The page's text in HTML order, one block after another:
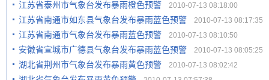
江苏省泰州市气象台发布暴雨橙色预警 2010-07-13 08:18:00
江苏省南通市如东县气象台发布暴雨蓝色预警 2010-07-13 08:17:35
江苏省南通市气象台发布暴雨蓝色预警 2010-07-13 08:10:50
安徽省宣城市广德县气象台发布暴雨蓝色预警 2010-07-13 08:05:25
湖北省荆州市气象台发布暴雨黄色预警 2010-07-13 08:02:42